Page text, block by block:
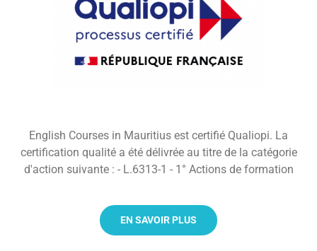
English Courses in Mauritius est certifié Qualiopi. La
certification qualité a été délivrée au titre de la catégorie
d'action suivante : - L.6313-1 - 1° Actions de formation
EN SAVOIR PLUS